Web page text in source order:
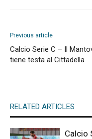
Previous article
Calcio Serie C – Il
tiene testa al Cittadella
RELATED ARTICLES
Calcio